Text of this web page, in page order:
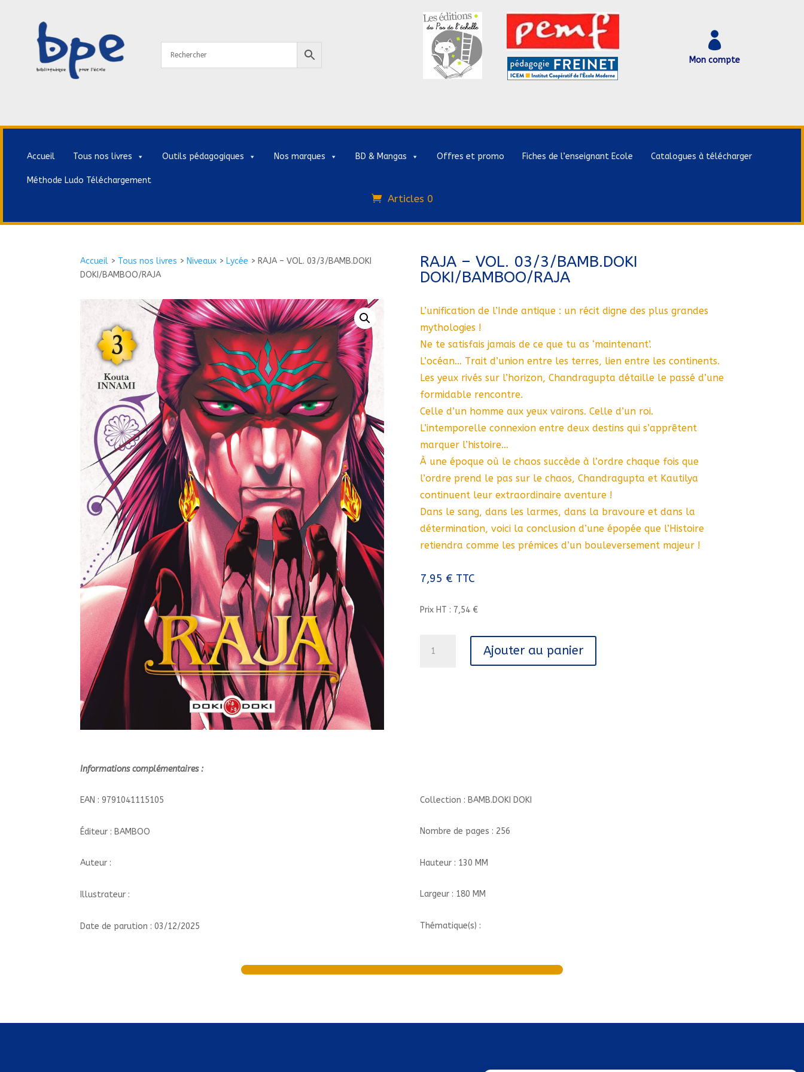

Mon compte
Accueil Tous nos livres Outils pédagogiques Nos marques BD & Mangas Offres et promo Fiches de l’enseignant Ecole Catalogues à télécharger
Méthode Ludo Téléchargement
Articles 0
Accueil > Tous nos livres > Niveaux > Lycée > RAJA – VOL. 03/3/BAMB.DOKI
DOKI/BAMBOO/RAJA
RAJA – VOL. 03/3/BAMB.DOKI
DOKI/BAMBOO/RAJA
L’unification de l’Inde antique : un récit digne des plus grandes
mythologies !
Ne te satisfais jamais de ce que tu as ‘maintenant’.
L’océan… Trait d’union entre les terres, lien entre les continents.
Les yeux rivés sur l’horizon, Chandragupta détaille le passé d’une
formidable rencontre.
Celle d’un homme aux yeux vairons. Celle d’un roi.
L’intemporelle connexion entre deux destins qui s’apprêtent
marquer l’histoire…
À une époque où le chaos succède à l’ordre chaque fois que
l’ordre prend le pas sur le chaos, Chandragupta et Kautilya
continuent leur extraordinaire aventure !
Dans le sang, dans les larmes, dans la bravoure et dans la
détermination, voici la conclusion d’une épopée que l’Histoire
retiendra comme les prémices d’un bouleversement majeur !
7,95 € TTC
Prix HT : 7,54 €
Ajouter au panier
Informations complémentaires :
EAN : 9791041115105
Éditeur : BAMBOO
Auteur :
Illustrateur :
Date de parution : 03/12/2025
Collection : BAMB.DOKI DOKI
Nombre de pages : 256
Hauteur : 130 MM
Largeur : 180 MM
Thématique(s) :